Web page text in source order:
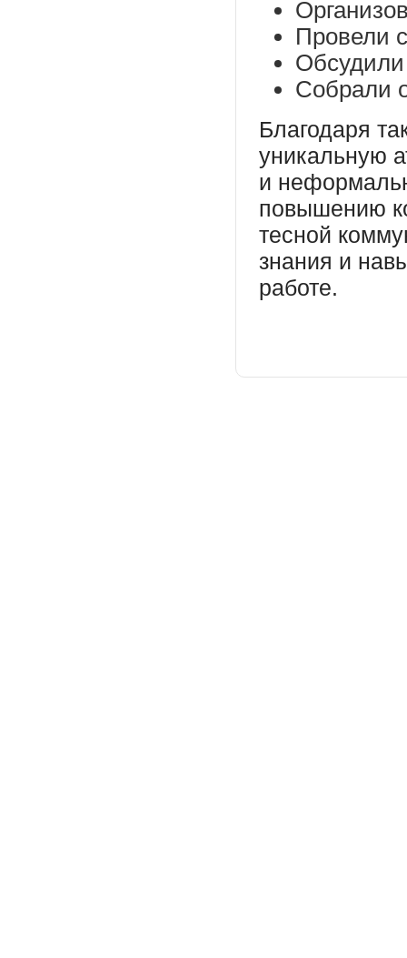
Провели
Обсудили
Собрали
Благодаря
уникальную
и
повышению
тесной
знания и
работе.